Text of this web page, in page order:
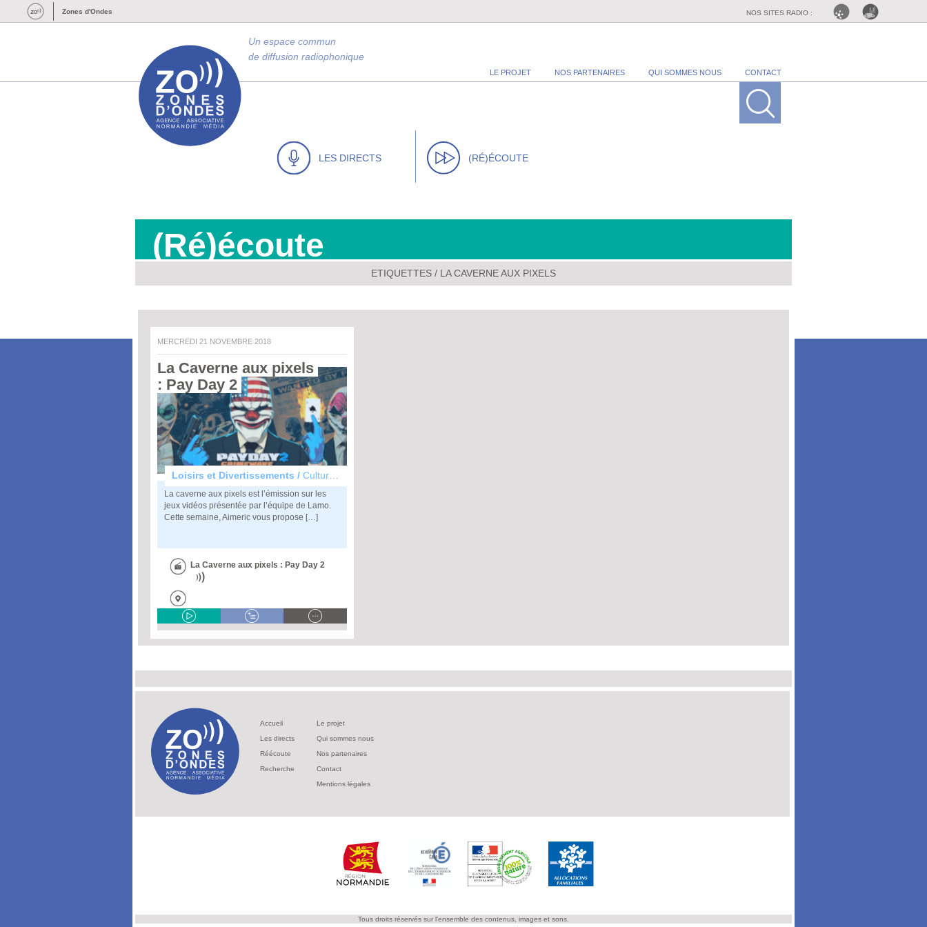
Zones d'Ondes NOS SITES RADIO :
LE PROJET NOS PARTENAIRES QUI SOMMES NOUS CONTACT
Un espace commun
de diffusion radiophonique
LES DIRECTS (RÉ)ÉCOUTE
(Ré)écoute
ETIQUETTES / LA CAVERNE AUX PIXELS
MERCREDI 21 NOVEMBRE 2018
La Caverne aux pixels
: Pay Day 2
Loisirs et Divertissements / Culture et divertissement
La caverne aux pixels est l’émission sur les
jeux vidéos présentée par l’équipe de Lamo.
Cette semaine, Aimeric vous propose […]
La Caverne aux pixels : Pay Day 2
Accueil
Les directs
Réécoute
Recherche
Le projet
Qui sommes nous
Nos partenaires
Contact
Mentions légales
Tous droits réservés sur l'ensemble des contenus, images et sons.